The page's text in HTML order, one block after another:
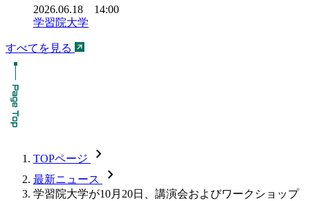
2026.06.18 14:00
学習院大学
すべてを見る
TOPページ chevron_forward
最新ニュース chevron_forward
学習院大学が10月20日、講演会およびワークショップ